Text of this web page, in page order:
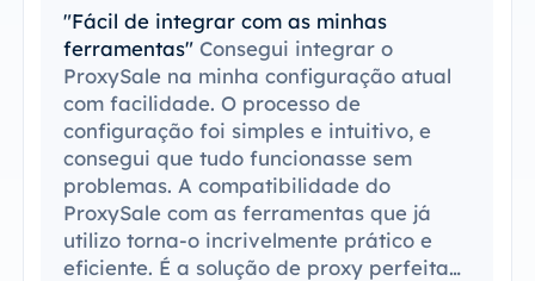
"Fácil de integrar com as minhas
ferramentas" Consegui integrar o
ProxySale na minha configuração atual
com facilidade. O processo de
configuração foi simples e intuitivo, e
consegui que tudo funcionasse sem
problemas. A compatibilidade do
ProxySale com as ferramentas que já
utilizo torna-o incrivelmente prático e
eficiente. É a solução de proxy perfeita